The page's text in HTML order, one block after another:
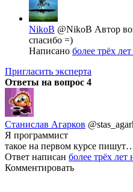
NikoB @NikoB Автор
спасибо =)
Написано более трёх
Пригласить эксперта
Ответы на вопрос 4
Станислав Агарков
Я программист
такое на первом курсе
Ответ написан более трёх лет
Комментировать